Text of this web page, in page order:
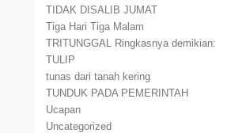
TIDAK DISALIB JUMAT
Tiga Hari Tiga Malam
TRITUNGGAL Ringkasnya demikian:
TULIP
tunas dari tanah kering
TUNDUK PADA PEMERINTAH
Ucapan
Uncategorized